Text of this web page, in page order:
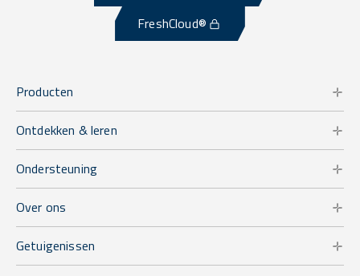
FreshCloud®
Producten
Ontdekken & leren
Ondersteuning
Over ons
Getuigenissen